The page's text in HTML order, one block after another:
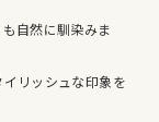
自然に馴染みま
リッシュな印象を